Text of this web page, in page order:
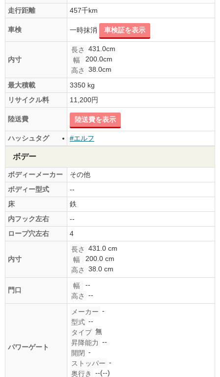
走行距離
457千km
車検 一時抹消 車検証を表示
内寸
長さ
431.0cm
幅
200.0cm
高さ
38.0cm
最大積載
3350 kg
リサイクル料
11,200円
陸送費 陸送費を表示
ハッシュタグ #エルフ
ボデー
ボディーメーカー
その他
ボディー型式
--
床
鉄
内フック左右
--
ロープ穴左右
4
内寸
長さ
431.0 cm
幅
200.0 cm
高さ
38.0 cm
門口
幅
--
高さ
--
パワーゲート
メーカー -
型式 --
タイプ 無
昇降能力 --
開閉 -
ストッパー -
奥行き
--(--)